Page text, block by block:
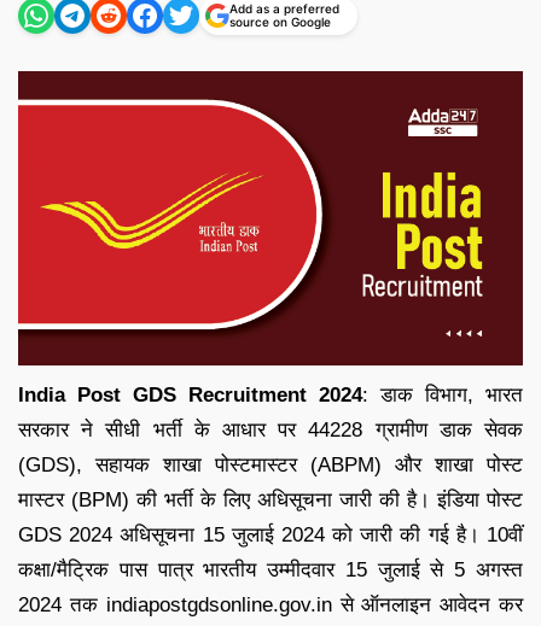
Add as a preferred
source on Google
India Post GDS Recruitment 2024: डाक विभाग, भारत
सरकार ने सीधी भर्ती के आधार पर 44228 ग्रामीण डाक सेवक
(GDS), सहायक शाखा पोस्टमास्टर (ABPM) और शाखा पोस्ट
मास्टर (BPM) की भर्ती के लिए अधिसूचना जारी की है। इंडिया पोस्ट
GDS 2024 अधिसूचना 15 जुलाई 2024 को जारी की गई है। 10वीं
कक्षा/मैट्रिक पास पात्र भारतीय उम्मीदवार 15 जुलाई से 5 अगस्त
2024 तक indiapostgdsonline.gov.in से ऑनलाइन आवेदन कर